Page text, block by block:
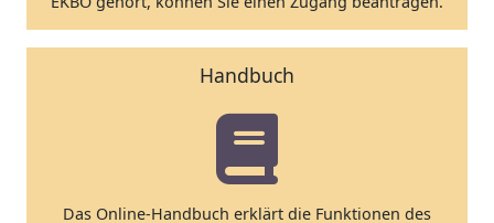
Handbuch
Das Online-Handbuch erklärt die Funktionen des